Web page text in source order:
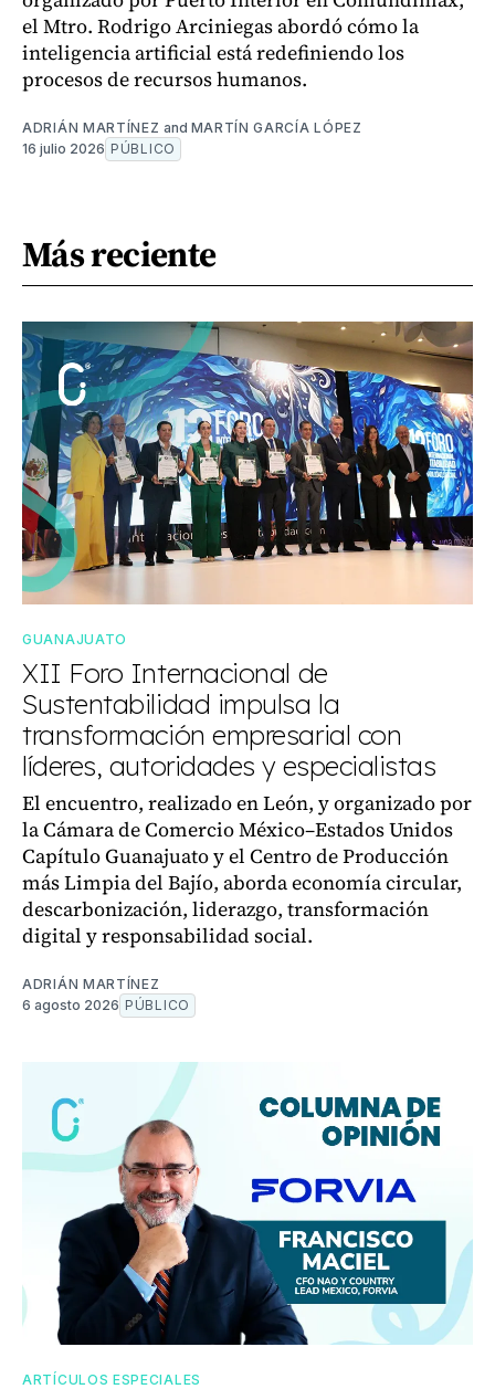
el Mtro. Rodrigo Arciniegas abordó cómo la
inteligencia artificial está redefiniendo los
procesos de recursos humanos.
ADRIÁN MARTÍNEZ and MARTÍN GARCÍA LÓPEZ
16 julio 2026 PÚBLICO
Más reciente
GUANAJUATO
XII Foro Internacional de
Sustentabilidad impulsa la
transformación empresarial con
líderes, autoridades y especialistas
El encuentro, realizado en León, y organizado por
la Cámara de Comercio México–Estados Unidos
Capítulo Guanajuato y el Centro de Producción
más Limpia del Bajío, aborda economía circular,
descarbonización, liderazgo, transformación
digital y responsabilidad social.
ADRIÁN MARTÍNEZ
6 agosto 2026 PÚBLICO
ARTÍCULOS ESPECIALES